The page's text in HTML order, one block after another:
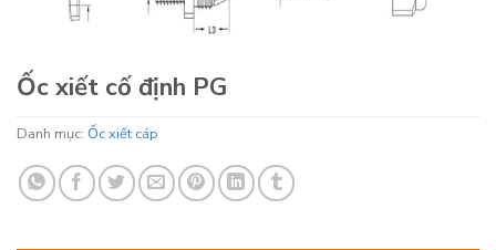
Ốc xiết cố định PG
Danh mục: Ốc xiết cáp